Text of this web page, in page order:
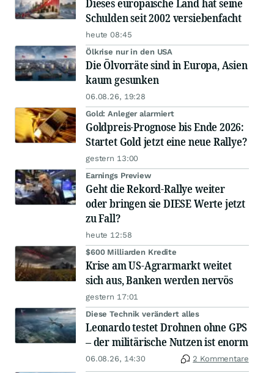
Dieses europäische Land hat seine
Schulden seit 2002 versiebenfacht
heute 08:45
Ölkrise nur in den USA
Die Ölvorräte sind in Europa, Asien
kaum gesunken
06.08.26, 19:28
Gold: Anleger alarmiert
Goldpreis-Prognose bis Ende 2026:
Startet Gold jetzt eine neue Rallye?
gestern 13:00
Earnings Preview
Geht die Rekord-Rallye weiter
oder bringen sie DIESE Werte jetzt
zu Fall?
heute 12:58
$600 Milliarden Kredite
Krise am US-Agrarmarkt weitet
sich aus, Banken werden nervös
gestern 17:01
Diese Technik verändert alles
Leonardo testet Drohnen ohne GPS
– der militärische Nutzen ist enorm
06.08.26, 14:30 2 Kommentare